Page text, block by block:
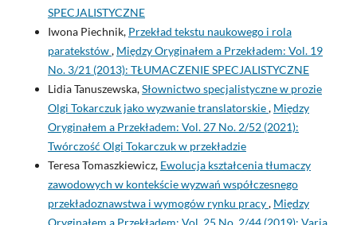
SPECJALISTYCZNE
Iwona Piechnik, Przekład tekstu naukowego i rola
paratekstów, Między Oryginałem a Przekładem: Vol. 19
No. 3/21 (2013): TŁUMACZENIE SPECJALISTYCZNE
Lidia Tanuszewska,Słownictwo specjalistyczne w prozie
Olgi Tokarczuk jako wyzwanie translatorskie, Między
Oryginałem a Przekładem: Vol. 27 No. 2/52 (2021):
Twórczość Olgi Tokarczuk w przekładzie
Teresa Tomaszkiewicz, Ewolucja kształcenia tłumaczy
zawodowych w kontekście wyzwań współczesnego
przekładoznawstwa i wymogów rynku pracy, Między